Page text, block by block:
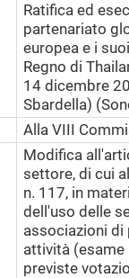
Ratifica ed
partenariato
europea e i
Regno di
14 dicembre
Sbardella)
Alla VIII
Modifica
settore, di cui
n. 117, in
dell'uso delle
associazioni di
attività (esame
previste